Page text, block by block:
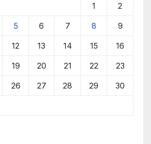
1 2
5 6 7 8 9
12 13 14 15 16
19 20 21 22 23
26 27 28 29 30